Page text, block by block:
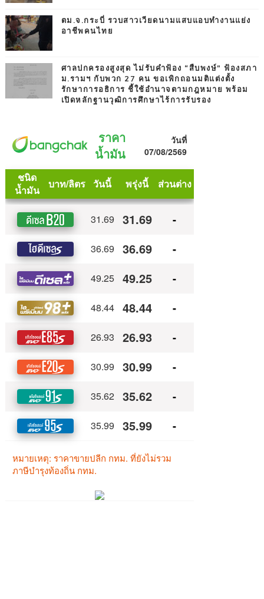
ตม.จ.กระบี่ รวบสาวเวียดนามแสบแอบทำงานแย่ง
อาชีพคนไทย
ศาลปกครองสูงสุด ไม่รับคำฟ้อง “สืบพงษ์” ฟ้องสภา
ม.รามฯ กับพวก 27 คน ขอเพิกถอนมติแต่งตั้ง
รักษาการอธิการ ชี้ใช้อำนาจตามกฎหมาย พร้อม
เปิดหลักฐานวุฒิการศึกษาไร้การรับรอง